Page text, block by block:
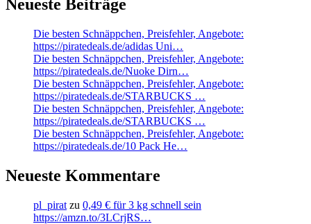
Neueste Beiträge
Die besten Schnäppchen, Preisfehler, Angebote:
https://piratedeals.de/adidas Uni…
Die besten Schnäppchen, Preisfehler, Angebote:
https://piratedeals.de/Nuoke Dirn…
Die besten Schnäppchen, Preisfehler, Angebote:
https://piratedeals.de/STARBUCKS …
Die besten Schnäppchen, Preisfehler, Angebote:
https://piratedeals.de/STARBUCKS …
Die besten Schnäppchen, Preisfehler, Angebote:
https://piratedeals.de/10 Pack He…
Neueste Kommentare
pl_pirat zu 0,49 € für 3 kg schnell sein
https://amzn.to/3LCrjRS…